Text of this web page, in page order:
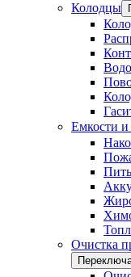
Колодцы
Емкости и
Очистка